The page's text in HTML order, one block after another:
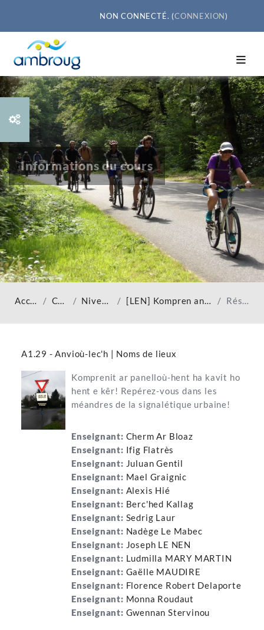
NON CONNECTÉ. (CONNEXION)
Informations du cours
Accueil Cours Niveau A1 [LEN] Kompren anvioù-lec'h Résumé
A1.29 - Anvioù-lec'h | Noms de lieux
Komprenit ar panelloù-hent ha kavit ho
hent e kêr! Repérez-vous dans les
méandres de la signalétique urbaine!
Enseignant: Cherm Ar Bloaz
Enseignant: Ifig Flatrès
Enseignant: Juluan Gentil
Enseignant: Mael Graignic
Enseignant: Alexis Hié
Enseignant: Berc'hed Kallag
Enseignant: Sedrig Laur
Enseignant: Nadège Le Mabec
Enseignant: Joseph LE NEN
Enseignant: Ludmilla MARY MARTIN
Enseignant: Gaëlle MAUDIRE
Enseignant: Florence Robert Delaporte
Enseignant: Monna Roudaut
Enseignant: Gwennan Stervinou